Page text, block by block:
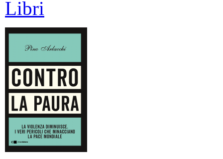
Libri